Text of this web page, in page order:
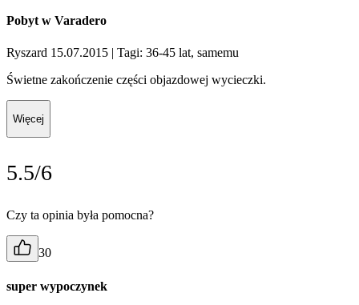
Pobyt w Varadero
Ryszard 15.07.2015 | Tagi: 36-45 lat, samemu
Świetne zakończenie części objazdowej wycieczki.
Więcej
5.5/6
Czy ta opinia była pomocna?
30
super wypoczynek